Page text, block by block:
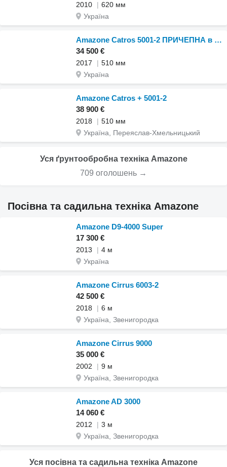
2010
620 мм
Україна
Amazone Catros 5001-2 ПРИЧЕПНА в наявності
34 500 €
2017
510 мм
Україна
Amazone Catros + 5001-2
38 900 €
2018
510 мм
Україна, Переяслав-Хмельницький
Уся ґрунтообробна техніка Amazone
709 оголошень →
Посівна та садильна техніка Amazone
Amazone D9-4000 Super
17 300 €
2013
4 м
Україна
Amazone Cirrus 6003-2
42 500 €
2018
6 м
Україна, Звенигородка
Amazone Cirrus 9000
35 000 €
2002
9 м
Україна, Звенигородка
Amazone AD 3000
14 060 €
2012
3 м
Україна, Звенигородка
Уся посівна та садильна техніка Amazone